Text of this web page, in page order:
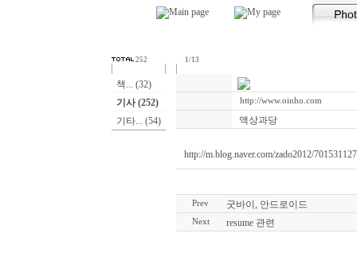
252 1/13
책... (32)
기사 (252)
기타... (54)
http://www.oinho.com
액상과당
http://m.blog.naver.com/zado2012/
Prev 굿바이, 안드로이드
Next resume 관련